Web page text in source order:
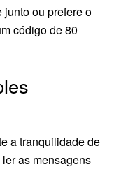
junto ou prefere o
código de 80
a tranquilidade de
as mensagens